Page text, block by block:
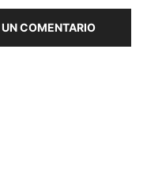
COMENTARIO